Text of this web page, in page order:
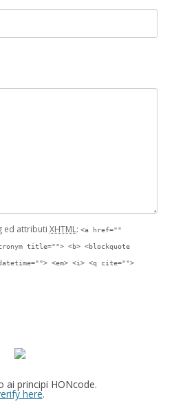
ed attributi XHTML: <a href=""
title=""> <b> <blockquote
<em> <i> <q cite="">
ai principi HONcode.
here.